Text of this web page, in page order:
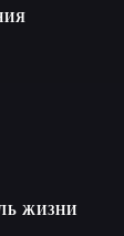
ЖИЗНИ